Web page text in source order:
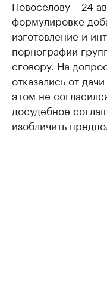
Новоселову – 24
формулировке
изготовление и
порнографии
сговору. На
отказались от
этом не
досудебное
изобличить